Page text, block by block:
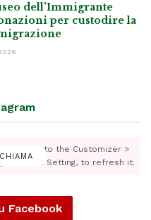
dell’Immigrante
per custodire la
Go to the Customizer >
Feed Setting, to refresh it.
Facebook